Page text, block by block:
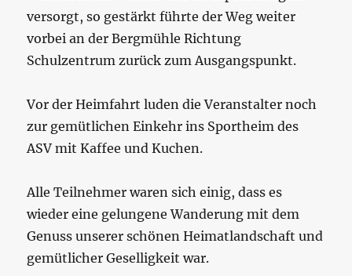
versorgt, so gestärkt führte der Weg weiter
vorbei an der Bergmühle Richtung
Schulzentrum zurück zum Ausgangspunkt.
Vor der Heimfahrt luden die Veranstalter noch
zur gemütlichen Einkehr ins Sportheim des
ASV mit Kaffee und Kuchen.
Alle Teilnehmer waren sich einig, dass es
wieder eine gelungene Wanderung mit dem
Genuss unserer schönen Heimatlandschaft und
gemütlicher Geselligkeit war.